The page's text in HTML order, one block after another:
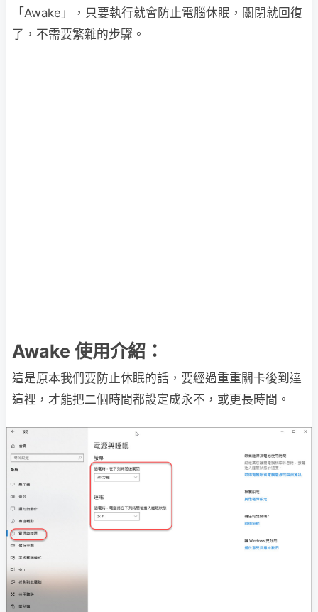
「Awake」，只要執行就會防止電腦休眠，關閉就回復
了，不需要繁雜的步驟。
Awake 使用介紹：
這是原本我們要防止休眠的話，要經過重重關卡後到達
這裡，才能把二個時間都設定成永不，或更長時間。